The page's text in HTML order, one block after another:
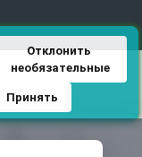
Отклонить
необязательные
Принять